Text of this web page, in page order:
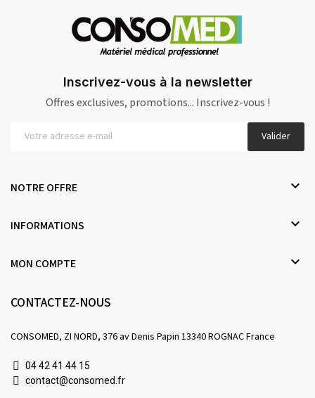
Inscrivez-vous à la newsletter
Offres exclusives, promotions... Inscrivez-vous !
Valider
NOTRE OFFRE 
INFORMATIONS 
MON COMPTE 
CONTACTEZ-NOUS
CONSOMED, ZI NORD, 376 av Denis Papin 13340 ROGNAC France
04 42 41 44 15
contact@consomed.fr